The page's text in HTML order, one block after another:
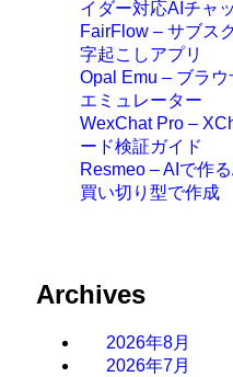
イダー対応AIチャ
FairFlow – サブス
字起こしアプリ
Opal Emu – ブラ
エミュレーター
WexChat Pro –
ード検証ガイド
Resmeo – AIで作
買い切り型で作成
Archives
2026年8月
2026年7月